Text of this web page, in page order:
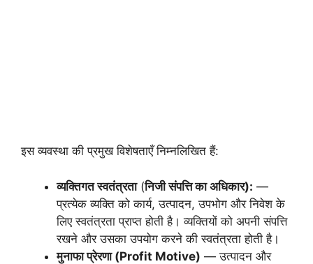
इस व्यवस्था की प्रमुख विशेषताएँ निम्नलिखित हैं:
व्यक्तिगत स्वतंत्रता(निजी संपत्ति का अधिकार): —
प्रत्येक व्यक्ति को कार्य, उत्पादन, उपभोग और निवेश के
लिए स्वतंत्रता प्राप्त होती है। व्यक्तियों को अपनी संपत्ति
रखने और उसका उपयोग करने की स्वतंत्रता होती है।
मुनाफा प्रेरणा (Profit Motive) — उत्पादन और